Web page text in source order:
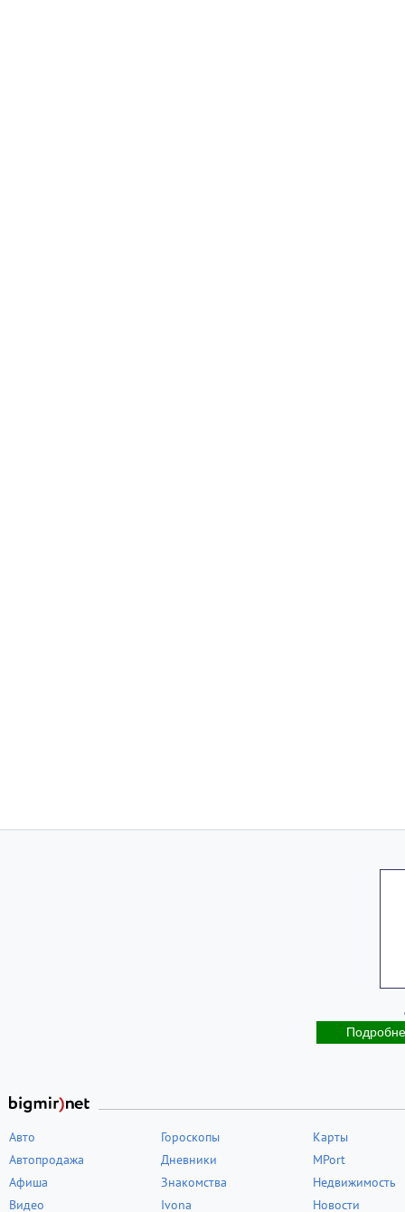
Авто
Автопродажа
Афиша
Видео
Гороскопы
Дневники
Знакомства
Ivona
Карты
MPort
Недвижимость
Новости